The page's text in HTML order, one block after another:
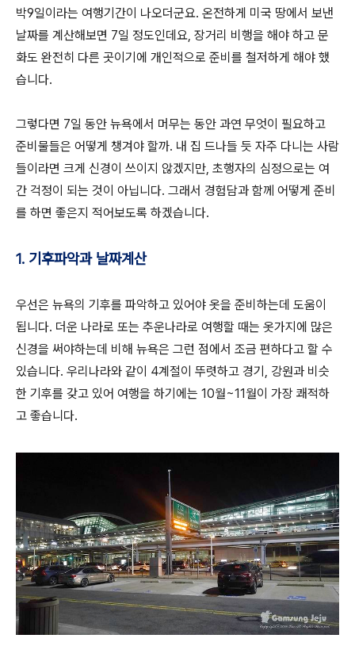
박9일이라는 여행기간이 나오더군요. 온전하게 미국 땅에서 보낸
날짜를 계산해보면 7일 정도인데요, 장거리 비행을 해야 하고 문
화도 완전히 다른 곳이기에 개인적으로 준비를 철저하게 해야 했
습니다.
그렇다면 7일 동안 뉴욕에서 머무는 동안 과연 무엇이 필요하고
준비물들은 어떻게 챙겨야 할까. 내 집 드나들 듯 자주 다니는 사람
들이라면 크게 신경이 쓰이지 않겠지만, 초행자의 심정으로는 여
간 걱정이 되는 것이 아닙니다. 그래서 경험담과 함께 어떻게 준비
를 하면 좋은지 적어보도록 하겠습니다.
1. 기후파악과 날짜계산
우선은 뉴욕의 기후를 파악하고 있어야 옷을 준비하는데 도움이
됩니다. 더운 나라로 또는 추운나라로 여행할 때는 옷가지에 많은
신경을 써야하는데 비해 뉴욕은 그런 점에서 조금 편하다고 할 수
있습니다. 우리나라와 같이 4계절이 뚜렷하고 경기, 강원과 비슷
한 기후를 갖고 있어 여행을 하기에는 10월~11월이 가장 쾌적하
고 좋습니다.